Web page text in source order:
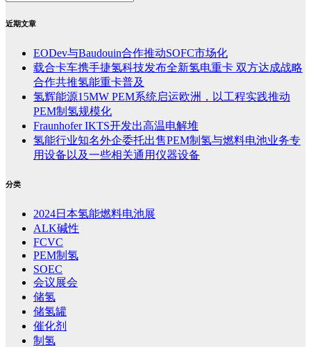
近期文章
EODev与Baudouin合作推动SOFC市场化
载合卡车携手捷氢科技发布全新氢电重卡 双方达成战略
合作共推氢能重卡普及
氢辉能源15MW PEM系统启运欧洲，以工程实践推动
PEM制氢规模化
Fraunhofer IKTS开发出高温电解堆
氢能行业知名外企委托出售PEM制氢与燃料电池业务专
用设备以及一些相关通用仪器设备
分类
2024日本氢能燃料电池展
ALK碱性
FCVC
PEM制氢
SOEC
会议展会
储氢
储氢罐
催化剂
制氢